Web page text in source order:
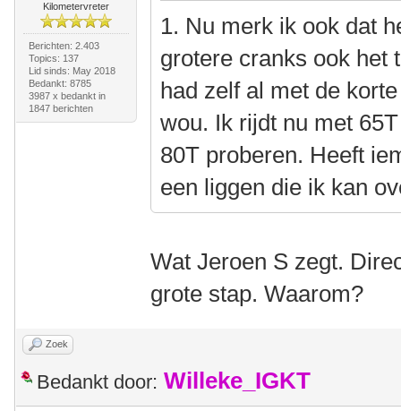
Kilometervreter
Berichten: 2.403
Topics: 137
Lid sinds: May 2018
Bedankt: 8785
3987 x bedankt in
1847 berichten
1. Nu merk ik ook dat
grotere cranks ook het
had zelf al met de
wou. Ik rijdt nu met
80T proberen. Heeft
een liggen die ik kan
Wat Jeroen S zegt.
grote stap. Waarom?
Zoek
Bedankt door: Willeke_IGKT